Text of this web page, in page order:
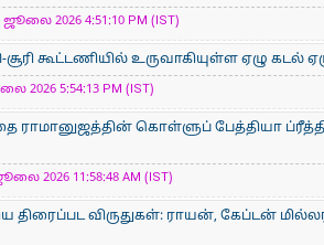
2026 4:51:10 PM (IST)
சூரி கூட்டணியில் உருவாகியுள்ள ஏழு கடல்
2026 5:54:13 PM (IST)
ராமானுஜத்தின் கொள்ளுப் பேத்தியா
2026 11:58:48 AM (IST)
திரைப்பட விருதுகள்: ராயன், கேப்டன்